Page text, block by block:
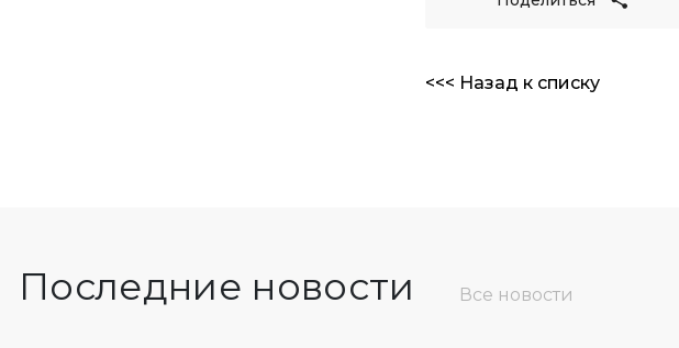
<<< Назад к списку
Последние новости Все новости